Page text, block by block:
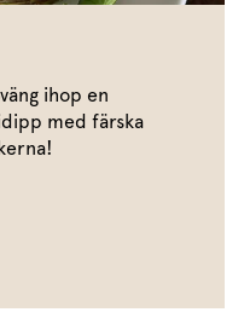
ihop en
med färska